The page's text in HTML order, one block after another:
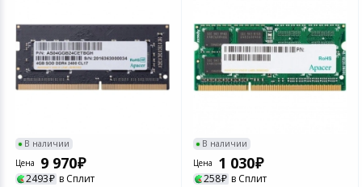
В наличии
Цена
9 970
2493 в Сплит
В наличии
Цена
1 030
258 в Сплит